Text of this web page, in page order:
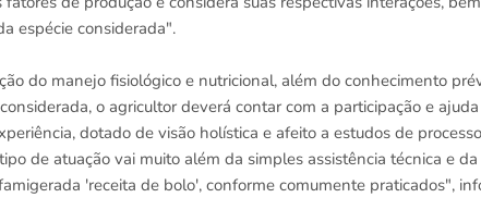
espécie considerada".
do manejo fisiológico e nutricional, além do conhecimento
o agricultor deverá contar com a participação e
dotado de visão holística e afeito a estudos de
de atuação vai muito além da simples assistência técnica e da
'receita de bolo', conforme comumente praticados",